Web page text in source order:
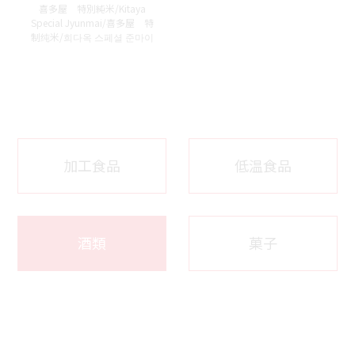
喜多屋 特別純米/Kitaya
Special Jyunmai/喜多屋 特
制纯米/희다옥 스페셜 준마이
加工食品 低温食品
酒類 菓子